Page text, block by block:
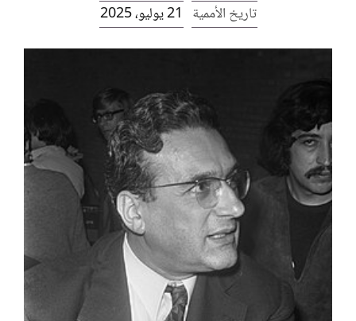
افتتاحية موقع المناضل-ة
تاريخ الأممية 21 يوليو، 2025